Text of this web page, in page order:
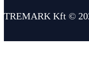
TREMARK Kft ©